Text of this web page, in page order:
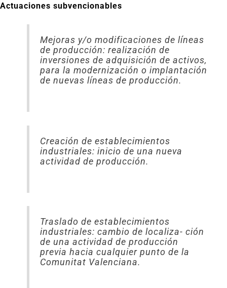
Actuaciones subvencionables
Mejoras y/o modificaciones de líneas
de producción: realización de
inversiones de adquisición de activos,
para la modernización o implantación
de nuevas líneas de producción.
Creación de establecimientos
industriales: inicio de una nueva
actividad de producción.
Traslado de establecimientos
industriales: cambio de localiza- ción
de una actividad de producción
previa hacia cualquier punto de la
Comunitat Valenciana.